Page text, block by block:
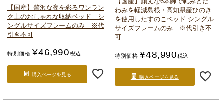
【国産】贅沢な夜を彩るワンラン
ク上のおしゃれな収納ベッド シ
ングルサイズフレームのみ ※代
引き不可
特別価格 ¥46,990税込
購入ページを見る
わみを軽減島根・高知県産ひのき
を使用したすのこベッド シングル
サイズフレームのみ ※代引き不
可
特別価格 ¥48,990税込
購入ページを見る